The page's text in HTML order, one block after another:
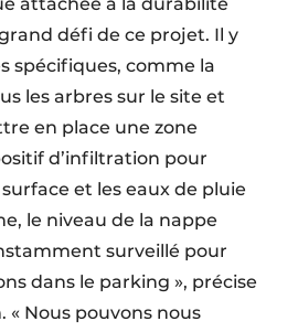
attachée à la durabilité
défi de ce projet. Il y
spécifiques, comme la
les arbres sur le site et
en place une zone
d’infiltration pour
et les eaux de pluie
le niveau de la nappe
surveillé pour
dans le parking », précise
« Nous pouvons nous